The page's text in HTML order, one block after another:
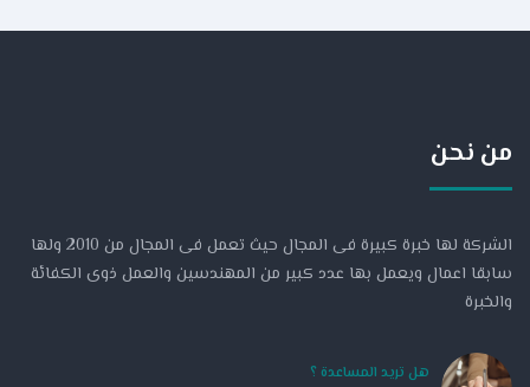
من نحن
الشركة لها خبرة كبيرة فى المجال حيث تعمل فى المجال من 2010 ولها
سابقا اعمال ويعمل بها عدد كبير من المهندسين والعمل ذوى الكفائة
والخبرة
هل تريد المساعدة ؟